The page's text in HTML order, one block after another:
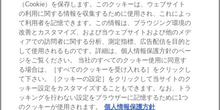
mcframeナビ（ユーザ登録者）
mcframeユーザ会サイト（MCUG会員専用）
ID発行をご希望の方はこちら
パートナー専用サイト
mcframe GAパートナー専用サイト
MIJS
（Cookie）を保存します。このクッキーは、ウェブサイト
の利用に関する情報を収集するために使用され、これによっ
て利用者を記憶できます。この情報は、ブラウジング環境の
改善とカスタマイズ、および当ウェブサイトおよび他のメデ
ィアでの訪問者に関する分析、測定指標、広告配信を目的と
して使用されるものです。詳細は、個人情報保護方針のペー
ジをご覧ください。 当社のすべてのクッキー使用に同意す
る場合は、［すべてのクッキーを受け入れる］をクリックし
て下さい。［クッキーの設定］をクリックして当サイトのク
ッキー設定をカスタマイズすることもできます。なお、トラ
ッキングを行わない設定をブラウザーに記憶するために1つ
のクッキーが使用されます。
個人情報保護方針